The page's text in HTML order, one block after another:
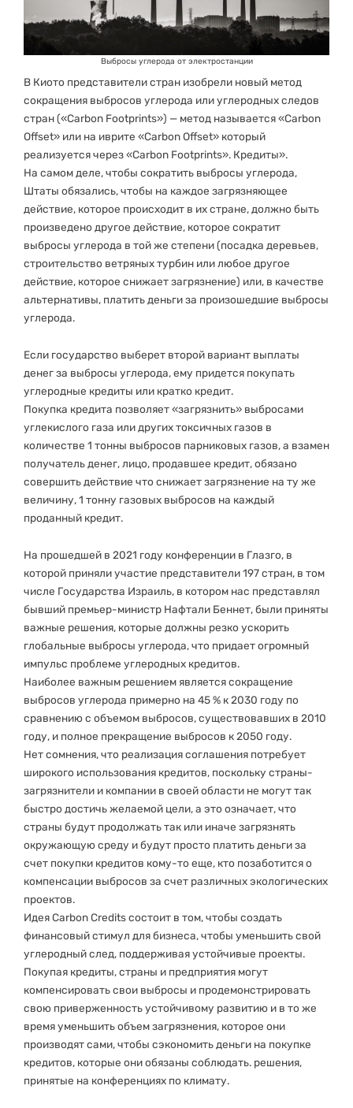
Выбросы углерода от электростанции
В Киото представители стран изобрели новый метод
сокращения выбросов углерода или углеродных следов
стран («Carbon Footprints») — метод называется «Carbon
Offset» или на иврите «Carbon Offset» который
реализуется через «Carbon Footprints». Кредиты».
На самом деле, чтобы сократить выбросы углерода,
Штаты обязались, чтобы на каждое загрязняющее
действие, которое происходит в их стране, должно быть
произведено другое действие, которое сократит
выбросы углерода в той же степени (посадка деревьев,
строительство ветряных турбин или любое другое
действие, которое снижает загрязнение) или, в качестве
альтернативы, платить деньги за произошедшие выбросы
углерода.
Если государство выберет второй вариант выплаты
денег за выбросы углерода, ему придется покупать
углеродные кредиты или кратко кредит.
Покупка кредита позволяет «загрязнить» выбросами
углекислого газа или других токсичных газов в
количестве 1 тонны выбросов парниковых газов, а взамен
получатель денег, лицо, продавшее кредит, обязано
совершить действие что снижает загрязнение на ту же
величину, 1 тонну газовых выбросов на каждый
проданный кредит.
На прошедшей в 2021 году конференции в Глазго, в
которой приняли участие представители 197 стран, в том
числе Государства Израиль, в котором нас представлял
бывший премьер-министр Нафтали Беннет, были приняты
важные решения, которые должны резко ускорить
глобальные выбросы углерода, что придает огромный
импульс проблеме углеродных кредитов.
Наиболее важным решением является сокращение
выбросов углерода примерно на 45 % к 2030 году по
сравнению с объемом выбросов, существовавших в 2010
году, и полное прекращение выбросов к 2050 году.
Нет сомнения, что реализация соглашения потребует
широкого использования кредитов, поскольку страны-
загрязнители и компании в своей области не могут так
быстро достичь желаемой цели, а это означает, что
страны будут продолжать так или иначе загрязнять
окружающую среду и будут просто платить деньги за
счет покупки кредитов кому-то еще, кто позаботится о
компенсации выбросов за счет различных экологических
проектов.
Идея Carbon Credits состоит в том, чтобы создать
финансовый стимул для бизнеса, чтобы уменьшить свой
углеродный след, поддерживая устойчивые проекты.
Покупая кредиты, страны и предприятия могут
компенсировать свои выбросы и продемонстрировать
свою приверженность устойчивому развитию и в то же
время уменьшить объем загрязнения, которое они
производят сами, чтобы сэкономить деньги на покупке
кредитов, которые они обязаны соблюдать. решения,
принятые на конференциях по климату.